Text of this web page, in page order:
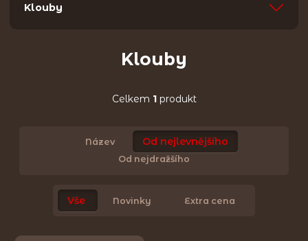
Klouby
Klouby
Celkem 1produkt
Název Od nejlevnějšího
Od nejdražšího
Vše Novinky Extra cena